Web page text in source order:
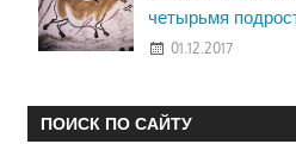
четырьмя
01.12.2017
ПОИСК ПО САЙТУ